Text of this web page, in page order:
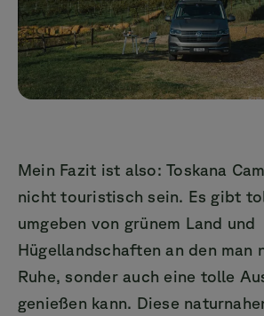
Mein Fazit ist also: Toskana
nicht touristisch sein. Es gibt
umgeben von grünem Land und
Hügellandschaften an den man
Ruhe, sonder auch eine tolle
genießen kann. Diese